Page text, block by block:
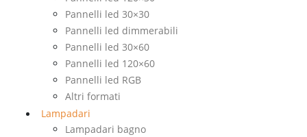
Pannelli led 30×30
Pannelli led dimmerabili
Pannelli led 30×60
Pannelli led 120×60
Pannelli led RGB
Altri formati
Lampadari
Lampadari bagno